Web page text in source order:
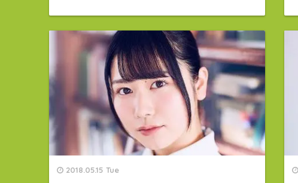
2018.05.15 Tue